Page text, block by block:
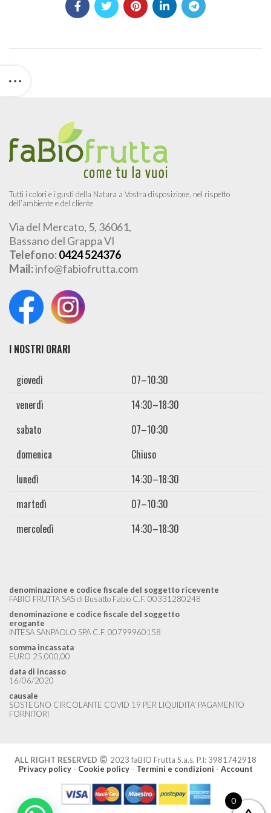
Tutti i colori e i gusti della Natura a Vostra disposizione, nel rispetto
dell’ambiente e del cliente
Via del Mercato, 5, 36061,
Bassano del Grappa VI
Telefono:0424 524376
Mail:info@fabiofrutta.com
I NOSTRI ORARI
giovedì
07–10:30
venerdì
14:30–18:30
sabato
07–10:30
domenica
Chiuso
lunedì
14:30–18:30
martedì
07–10:30
mercoledì
14:30–18:30
denominazione e codice fiscale del soggetto ricevente
FABIO FRUTTA SAS di Busatto Fabio C.F. 00331280248
denominazione e codice fiscale del soggetto
erogante
INTESA SANPAOLO SPA C.F. 00799960158
somma incassata
EURO 25.000,00
data di incasso
16/06/2020
causale
SOSTEGNO CIRCOLANTE COVID 19 PER LIQUIDITA’ PAGAMENTO
FORNITORI
ALL RIGHT RESERVED
2023 faBIO Frutta S.a.s, P.I: 3981742918
Privacy policy- Cookie policy- Termini e condizioni - Account
0